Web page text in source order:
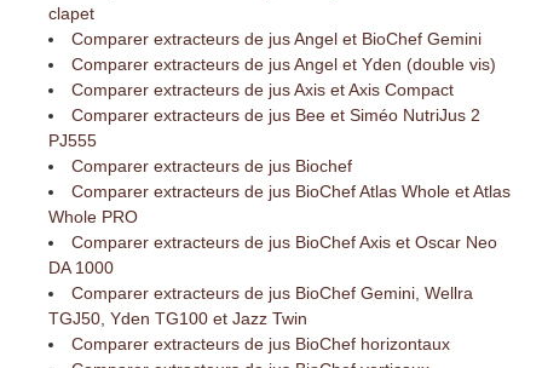
clapet
Comparer extracteurs de jus Angel et BioChef Gemini
Comparer extracteurs de jus Angel et Yden (double vis)
Comparer extracteurs de jus Axis et Axis Compact
Comparer extracteurs de jus Bee et Siméo NutriJus 2
PJ555
Comparer extracteurs de jus Biochef
Comparer extracteurs de jus BioChef Atlas Whole et Atlas
Whole PRO
Comparer extracteurs de jus BioChef Axis et Oscar Neo
DA 1000
Comparer extracteurs de jus BioChef Gemini, Wellra
TGJ50, Yden TG100 et Jazz Twin
Comparer extracteurs de jus BioChef horizontaux